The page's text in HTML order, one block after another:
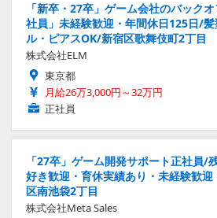
「新卒・27卒」ゲーム会社のバック
社員」未経験歓迎・年間休日125日/
ル・ピアスOK/新宿区歌舞伎町2丁目
株式会社ELM
東京都
月給26万3,000円～32万円
正社員
「27卒」ゲーム開発サポート正社員/
好き歓迎・育休実績あり・未経験歓
区南池袋2丁目
株式会社Meta Sales